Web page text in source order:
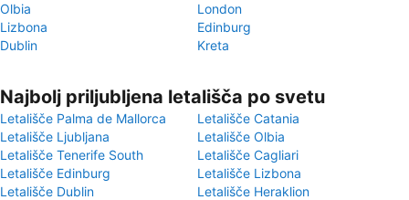
Olbia
London
Lizbona
Edinburg
Dublin
Kreta
Najbolj priljubljena letališča po svetu
Letališče Palma de Mallorca
Letališče Catania
Letališče Ljubljana
Letališče Olbia
Letališče Tenerife South
Letališče Cagliari
Letališče Edinburg
Letališče Lizbona
Letališče Dublin
Letališče Heraklion